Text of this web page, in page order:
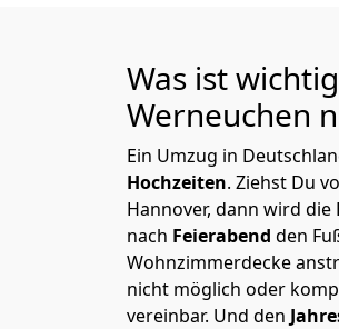
Was ist
Werneuchen
Ein Umzug in
Hochzeiten. Ziehst Du
Hannover, dann wird
nach Feierabend den
Wohnzimmerdecke
nicht möglich oder
vereinbar. Und den